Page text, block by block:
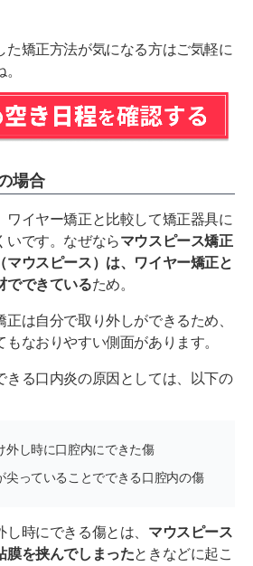
た矯正方法が気になる方はご気軽に
場合
ワイヤー矯正と比較して矯正器具に
いです。なぜならマウスピース矯正
マウスピース）は、ワイヤー矯正と
でできているため。
正は自分で取り外しができるため、
なおりやすい側面があります。
きる口内炎の原因としては、以下の
外し時に口腔内にできた傷
尖っていることでできる口腔内の傷
時にできる傷とは、 マウスピース
膜を挟んでしまったときなどに起こ